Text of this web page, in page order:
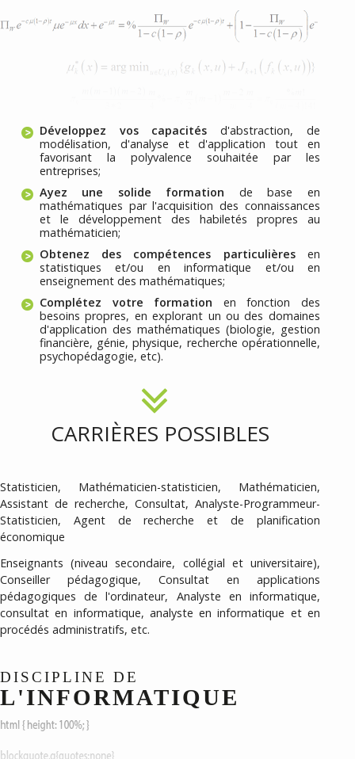
Développez vos capacités d'abstraction, de
modélisation, d'analyse et d'application tout en
favorisant la polyvalence souhaitée par les
entreprises;
Ayez une solide formation de base en
mathématiques par l'acquisition des connaissances
et le développement des habiletés propres au
mathématicien;
Obtenez des compétences particulièresen
statistiques et/ou en informatique et/ou en
enseignement des mathématiques;
Complétez votre formation en fonction des
besoins propres, en explorant un ou des domaines
d'application des mathématiques (biologie, gestion
financière, génie, physique, recherche opérationnelle,
psychopédagogie, etc).
CARRIÈRES POSSIBLES
Statisticien, Mathématicien-statisticien, Mathématicien,
Assistant de recherche, Consultat, Analyste-Programmeur-
Statisticien, Agent de recherche et de planification
économique
Enseignants (niveau secondaire, collégial et universitaire),
Conseiller pédagogique, Consultat en applications
pédagogiques de l'ordinateur, Analyste en informatique,
consultat en informatique, analyste en informatique et en
procédés administratifs, etc.
DISCIPLINE DE
L'INFORMATIQUE